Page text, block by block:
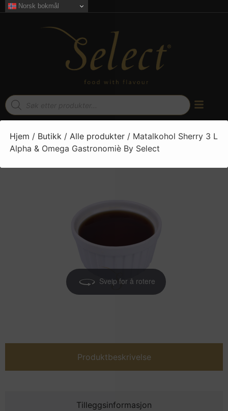
Norsk bokmål
Hjem / Butikk / Alle produkter/ Matalkohol Sherry 3 L
Alpha & Omega Gastronomiè By Select
Sveip for å rotere
Produktbeskrivelse
Tilleggsinformasjon